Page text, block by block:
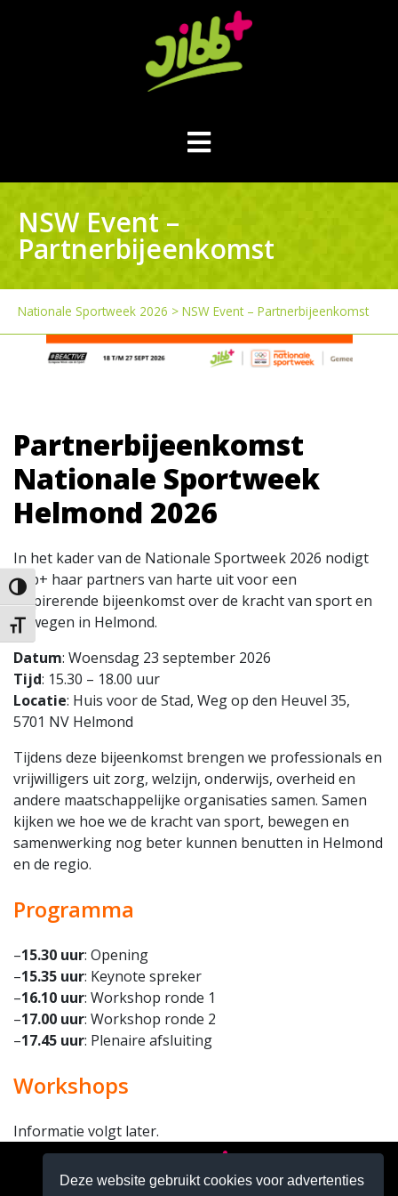
Deze website gebruikt cookies voor advertenties
Keuze voor hoog contrast
Kies grootte van het lettertype
NSW Event –
Partnerbijeenkomst
Nationale Sportweek 2026 > NSW Event – Partnerbijeenkomst
Partnerbijeenkomst
Nationale Sportweek
Helmond 2026
In het kader van de Nationale Sportweek 2026 nodigt
Jibb+ haar partners van harte uit voor een
inspirerende bijeenkomst over de kracht van sport en
bewegen in Helmond.
Datum: Woensdag 23 september 2026
Tijd: 15.30 – 18.00 uur
Locatie: Huis voor de Stad, Weg op den Heuvel 35,
5701 NV Helmond
Tijdens deze bijeenkomst brengen we professionals en
vrijwilligers uit zorg, welzijn, onderwijs, overheid en
andere maatschappelijke organisaties samen. Samen
kijken we hoe we de kracht van sport, bewegen en
samenwerking nog beter kunnen benutten in Helmond
en de regio.
Programma
–15.30 uur: Opening
–15.35 uur: Keynote spreker
–16.10 uur: Workshop ronde 1
–17.00 uur: Workshop ronde 2
–17.45 uur: Plenaire afsluiting
Workshops
Informatie volgt later.